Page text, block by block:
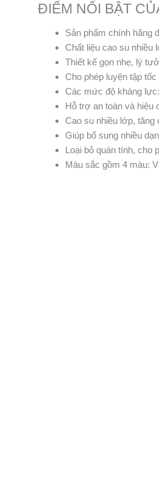
ĐIỂM NỔI BẬT
Sản phẩm chính hãng
Chất liệu cao su nhiều
Thiết kế gọn nhẹ, lý
Cho phép luyện tập
Các mức độ kháng
Hỗ trợ an toàn và hiệu
Cao su nhiều lớp,
Giúp bổ sung nhiều
Loại bỏ quán tính, cho
Màu sắc gồm 4 màu: